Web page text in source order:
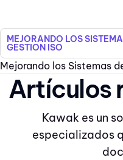
MEJORANDO LOS
GESTION ISO
Mejorando los Sistemas
Artículos
Kawak es un
especializados